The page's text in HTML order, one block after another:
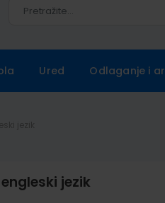
Ured Odlaganje i
jezik